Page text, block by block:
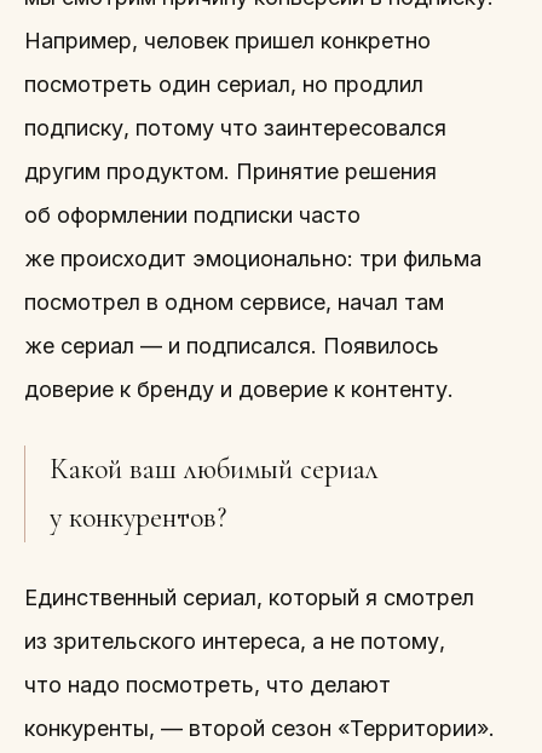
Например, человек пришел конкретно
посмотреть один сериал, но продлил
подписку, потому что заинтересовался
другим продуктом. Принятие решения
об оформлении подписки часто
же происходит эмоционально: три фильма
посмотрел в одном сервисе, начал там
же сериал — и подписался. Появилось
доверие к бренду и доверие к контенту.
Какой ваш любимый сериал
у конкурентов?
Единственный сериал, который я смотрел
из зрительского интереса, а не потому,
что надо посмотреть, что делают
конкуренты, — второй сезон «Территории».